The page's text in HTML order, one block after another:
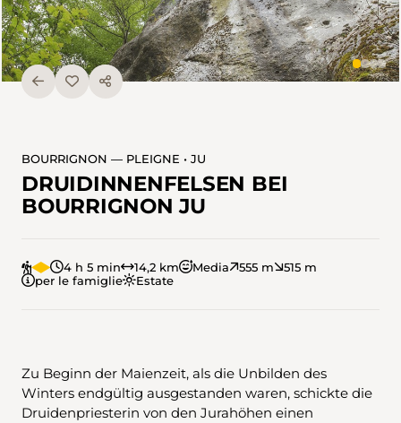
BOURRIGNON — PLEIGNE • JU
DRUIDINNENFELSEN BEI
BOURRIGNON JU
4 h 5 min 14,2 km Media 555 m
515 m
per le famiglie
Estate
Zu Beginn der Maienzeit, als die Unbilden des
Winters endgültig ausgestanden waren, schickte die
Druidenpriesterin von den Jurahöhen einen